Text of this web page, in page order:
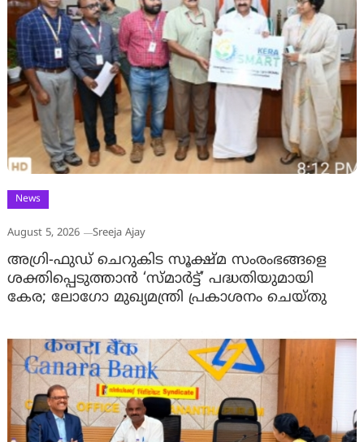
News
August 5, 2026 Sreeja Ajay
അഗ്രി-ഫുഡ് ചെറുകിട സൂക്ഷ്മ സംരംഭങ്ങളെ
ശക്തിപ്പെടുത്താന്‍ ‘സ്മാര്‍ട്ട്’ പദ്ധതിയുമായി
കേര; ലോഗോ മുഖ്യമന്ത്രി പ്രകാശനം ചെയ്തു